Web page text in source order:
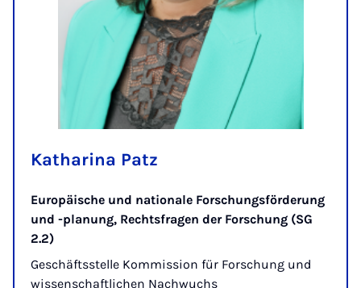
Katharina Patz
Europäische und nationale Forschungsförderung
und -planung, Rechtsfragen der Forschung (SG
2.2)
Geschäftsstelle Kommission für Forschung und
wissenschaftlichen Nachwuchs